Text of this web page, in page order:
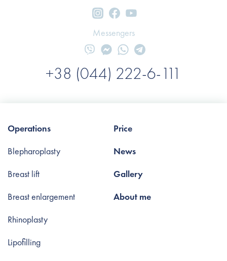
+38 (044) 222-6-111
Messengers
Price
News
Gallery
About me
Operations
Blepharoplasty
Breast lift
Breast enlargement
Rhinoplasty
Lipofilling